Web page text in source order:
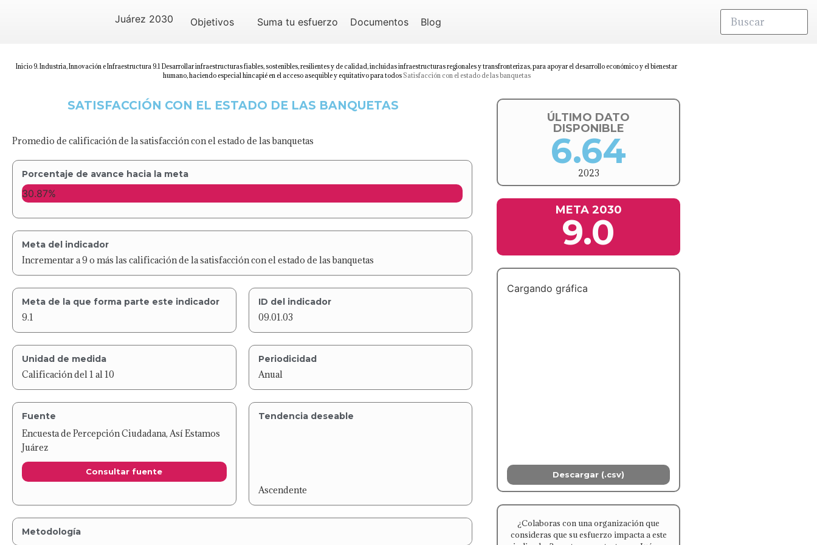
Juárez 2030 Objetivos Suma tu esfuerzo Documentos Blog
Inicio 9. Industria, Innovación e Infraestructura 9.1 Desarrollar infraestructuras fiables, sostenibles, resilientes y de calidad, incluidas infraestructuras regionales y transfronterizas, para apoyar el desarrollo económico y el bienestar
humano, haciendo especial hincapié en el acceso asequible y equitativo para todos Satisfacción con el estado de las banquetas
SATISFACCIÓN CON EL ESTADO DE LAS BANQUETAS
Promedio de calificación de la satisfacción con el estado de las banquetas
Porcentaje de avance hacia la meta
30.87%
Meta del indicador
Incrementar a 9 o más las calificación de la satisfacción con el estado de las banquetas
Meta de la que forma parte este indicador
9.1
ID del indicador
09.01.03
Unidad de medida
Calificación del 1 al 10
Periodicidad
Anual
Fuente
Encuesta de Percepción Ciudadana, Así Estamos
Juárez
Consultar fuente
Tendencia deseable
Ascendente
Metodología
ÚLTIMO DATO
DISPONIBLE
6.64
2023
META 2030
9.0
Cargando gráfica
Descargar (.csv)
¿Colaboras con una organización que
consideras que su esfuerzo impacta a este